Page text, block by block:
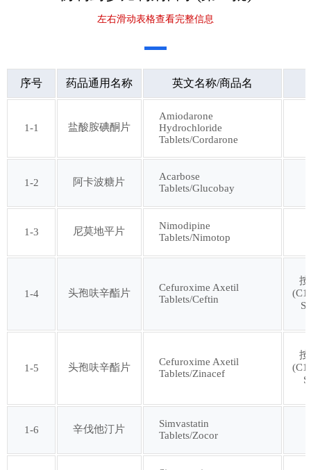
第九批 第十批
第十一批 第十二批
第十七批 第十八批
第十九批 第二十批
第二十六批
第三十批
左右滑动表格查看完整信息
序号 药品通用名称 英文名称/商品名
1-1 盐酸胺碘酮片
Amiodarone
Hydrochloride
Tablets/Cordarone
1-2 阿卡波糖片
Acarbose
Tablets/Glucobay
1-3 尼莫地平片
Nimodipine
Tablets/Nimotop
1-4 头孢呋辛酯片
Cefuroxime Axetil
Tablets/Ceftin
1-5 头孢呋辛酯片
Cefuroxime Axetil
Tablets/Zinacef
1-6 辛伐他汀片
Simvastatin
Tablets/Zocor